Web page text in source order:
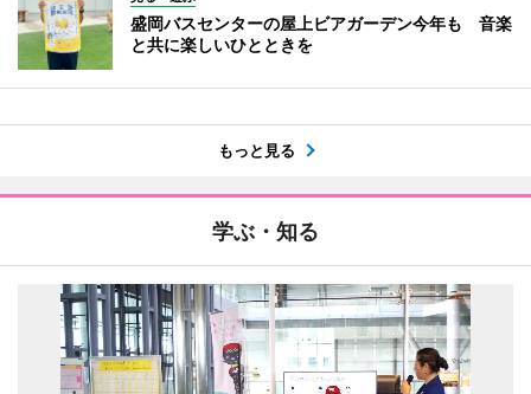
盛岡バスセンターの屋上ビアガーデン今年も 音楽
と共に楽しいひとときを
もっと見る
学ぶ・知る